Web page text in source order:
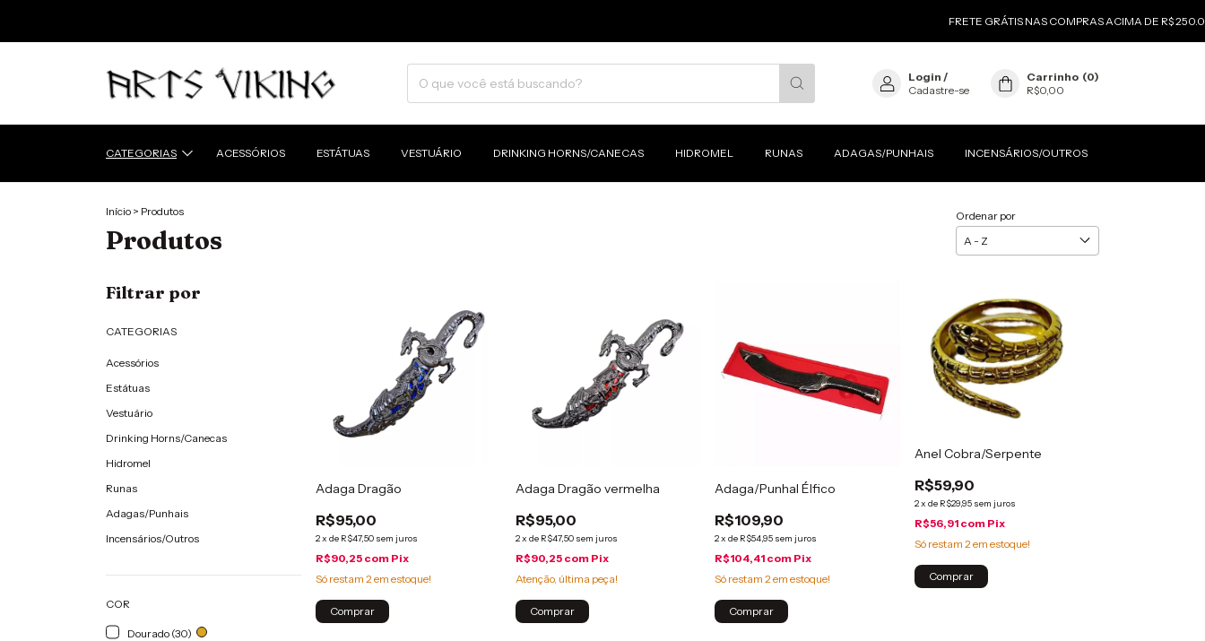
FRETE GRÁTIS NAS COMPRAS ACIMA DE R$ 250.00 5% OFF NO
Login /
Cadastre-se
Carrinho (0)
R$0,00
CATEGORIAS ACESSÓRIOS ESTÁTUAS VESTUÁRIO DRINKING HORNS/CANECAS HIDROMEL RUNAS ADAGAS/PUNHAIS INCENSÁRIOS/OUTROS
Início > Produtos
Produtos
Ordenar por
Filtrar por
CATEGORIAS
Acessórios
Estátuas
Vestuário
Drinking Horns/Canecas
Hidromel
Runas
Adagas/Punhais
Incensários/Outros
COR
Dourado (30)
Adaga Dragão
R$95,00
2xde R$47,50 sem juros
R$90,25 com Pix
Só restam2em estoque!
Adaga Dragão vermelha
R$95,00
2x de R$47,50 sem juros
R$90,25 com Pix
Atenção, última peça!
Adaga/Punhal Élfico
R$109,90
2xde R$54,95 sem juros
R$104,41 com Pix
Só restam2em estoque!
Anel Cobra/Serpente
R$59,90
2x de R$29,95 sem juros
R$56,91 com Pix
Só restam 2em estoque!
Comprar